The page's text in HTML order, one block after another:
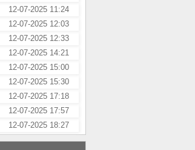
12-07-2025 11:24
12-07-2025 12:03
12-07-2025 12:33
12-07-2025 14:21
12-07-2025 15:00
12-07-2025 15:30
12-07-2025 17:18
12-07-2025 17:57
12-07-2025 18:27